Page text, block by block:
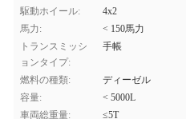
駆動ホイール:
4x2
馬力:
< 150馬力
トランスミッシ
ョンタイプ:
手帳
燃料の種類:
ディーゼル
容量:
< 5000L
車両総重量:
≤5T